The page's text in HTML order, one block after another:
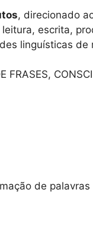
, direcionado
escrita,
linguísticas de
FRASES,
de